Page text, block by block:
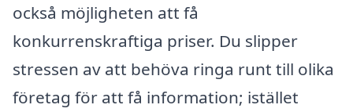
också möjligheten att få
konkurrenskraftiga priser. Du slipper
stressen av att behöva ringa runt till olika
företag för att få information; istället